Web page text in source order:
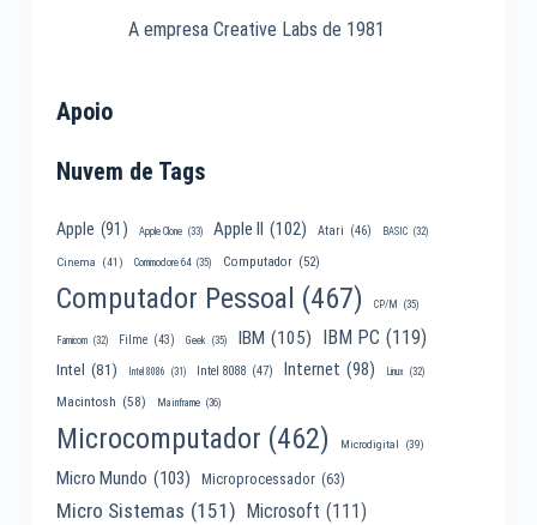
A empresa Creative Labs de 1981
Apoio
Nuvem de Tags
Apple (91) Apple Clone (33) Apple II (102) Atari (46) BASIC (32)
Cinema (41) Commodore 64 (35) Computador (52)
Computador Pessoal (467) CP/M (35)
Famicom (32) Filme (43) Geek (35) IBM (105) IBM PC (119)
Intel (81) Intel 8086 (31) Intel 8088 (47) Internet (98) Linux (32)
Macintosh (58) Mainframe (36)
Microcomputador (462) Microdigital (39)
Micro Mundo (103) Microprocessador (63)
Micro Sistemas (151) Microsoft (111)